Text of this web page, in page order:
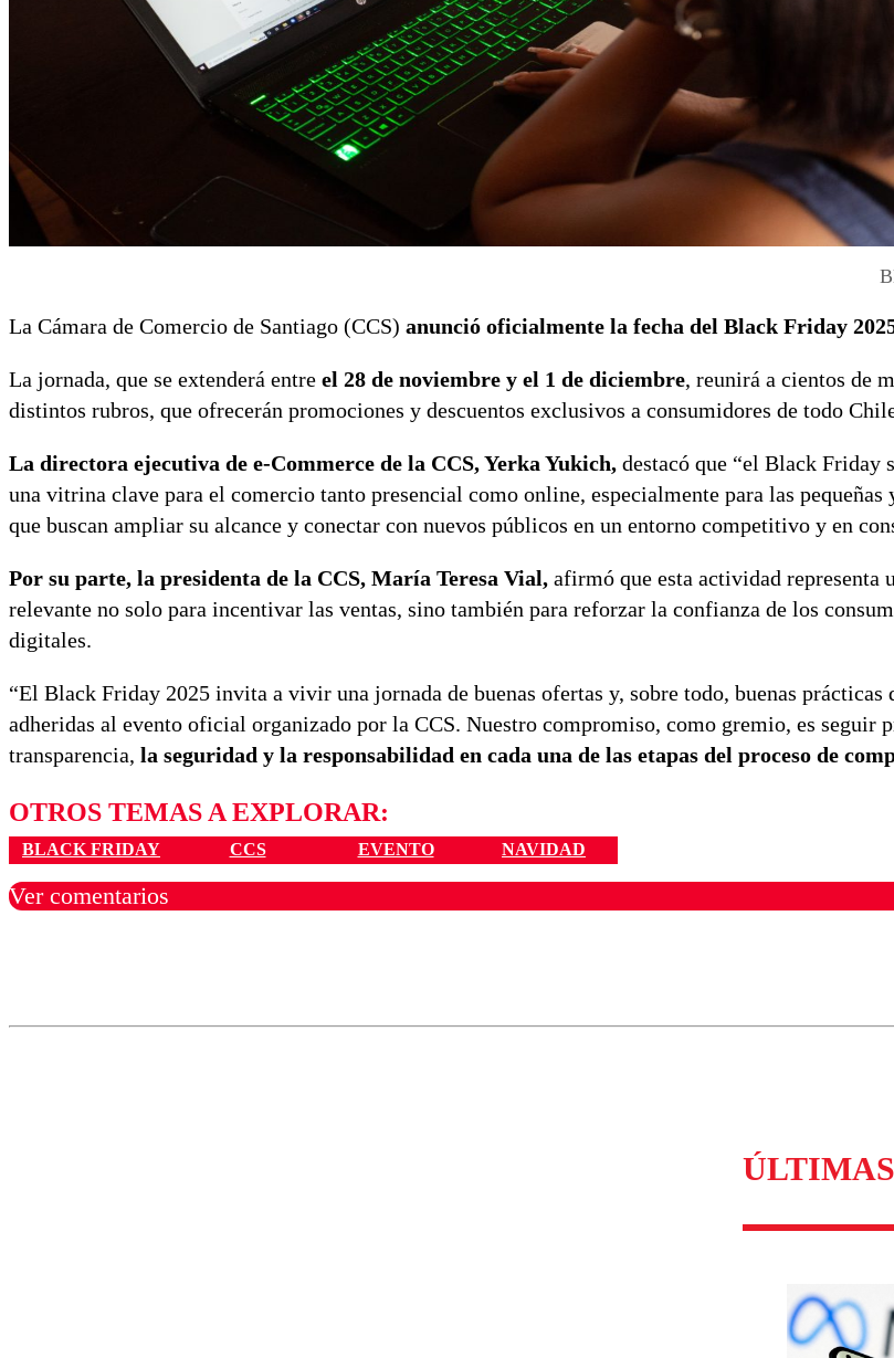
La Cámara de Comercio de Santiago (CCS) anunció oficialmente la fecha del Black Friday
La jornada, que se extenderá entre el 28 de noviembre y el 1 de diciembre, reunirá a cientos de
distintos rubros, que ofrecerán promociones y descuentos exclusivos a consumidores de todo
La directora ejecutiva de e-Commerce de la CCS, Yerka Yukich, destacó que “el Black Friday
una vitrina clave para el comercio tanto presencial como online, especialmente para las pequeñas
que buscan ampliar su alcance y conectar con nuevos públicos en un entorno competitivo y en
Por su parte, la presidenta de la CCS, María Teresa Vial, afirmó que esta actividad representa
relevante no solo para incentivar las ventas, sino también para reforzar la confianza de los
digitales.
“El Black Friday 2025 invita a vivir una jornada de buenas ofertas y, sobre todo, buenas prácticas
adheridas al evento oficial organizado por la CCS. Nuestro compromiso, como gremio, es seguir
transparencia, la seguridad y la responsabilidad en cada una de las etapas del proceso de
OTROS TEMAS A EXPLORAR:
BLACK FRIDAY CCS EVENTO NAVIDAD
Ver comentarios